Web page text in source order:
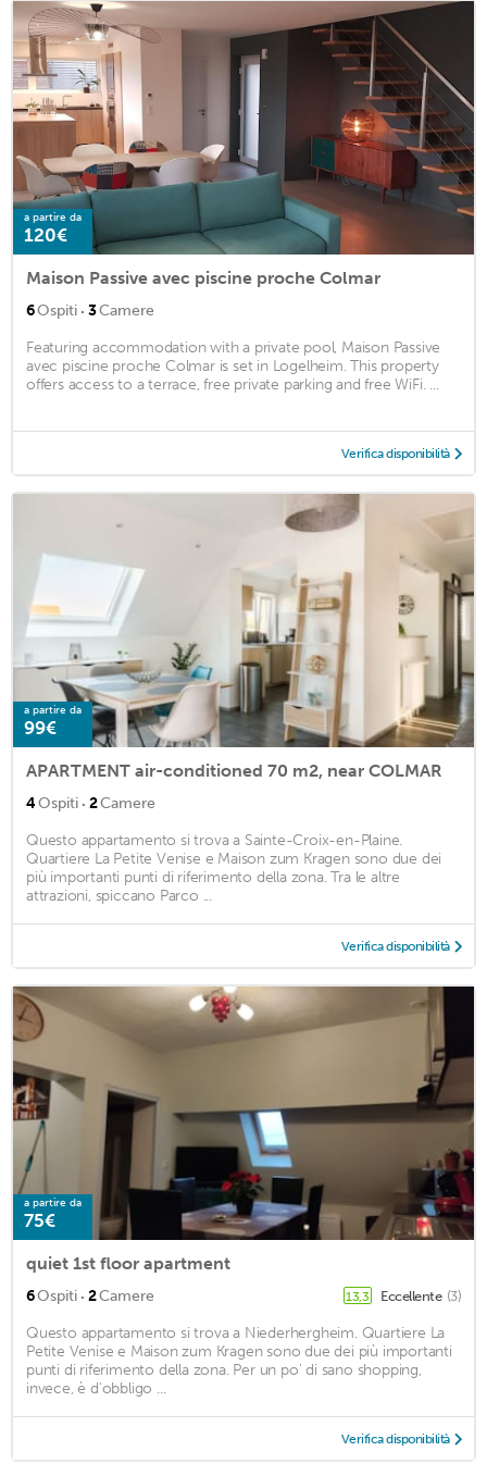
a partire da
120€
Maison Passive avec piscine proche Colmar
6Ospiti · 3Camere
Featuring accommodation with a private pool, Maison Passive
avec piscine proche Colmar is set in Logelheim. This property
offers access to a terrace, free private parking and free WiFi. ...
Verifica disponibilità
a partire da
99€
APARTMENT air-conditioned 70 m2, near COLMAR
4Ospiti · 2Camere
Questo appartamento si trova a Sainte-Croix-en-Plaine.
Quartiere La Petite Venise e Maison zum Kragen sono due dei
più importanti punti di riferimento della zona. Tra le altre
attrazioni, spiccano Parco ...
Verifica disponibilità
a partire da
75€
quiet 1st floor apartment
6Ospiti · 2Camere 13,3 Eccellente (3)
Questo appartamento si trova a Niederhergheim. Quartiere La
Petite Venise e Maison zum Kragen sono due dei più importanti
punti di riferimento della zona. Per un po' di sano shopping,
invece, è d'obbligo ...
Verifica disponibilità